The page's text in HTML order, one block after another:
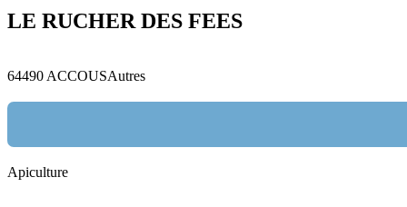
LE RUCHER DES FEES
64490 ACCOUSAutres
Nom:
Apiculture